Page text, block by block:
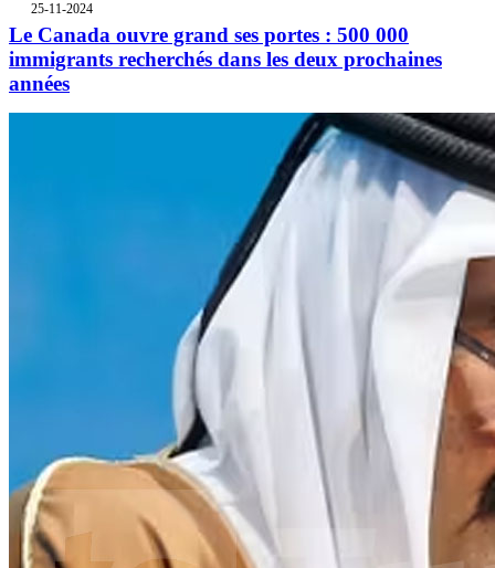
25-11-2024
Le Canada ouvre grand ses portes : 500 000
immigrants recherchés dans les deux prochaines
années